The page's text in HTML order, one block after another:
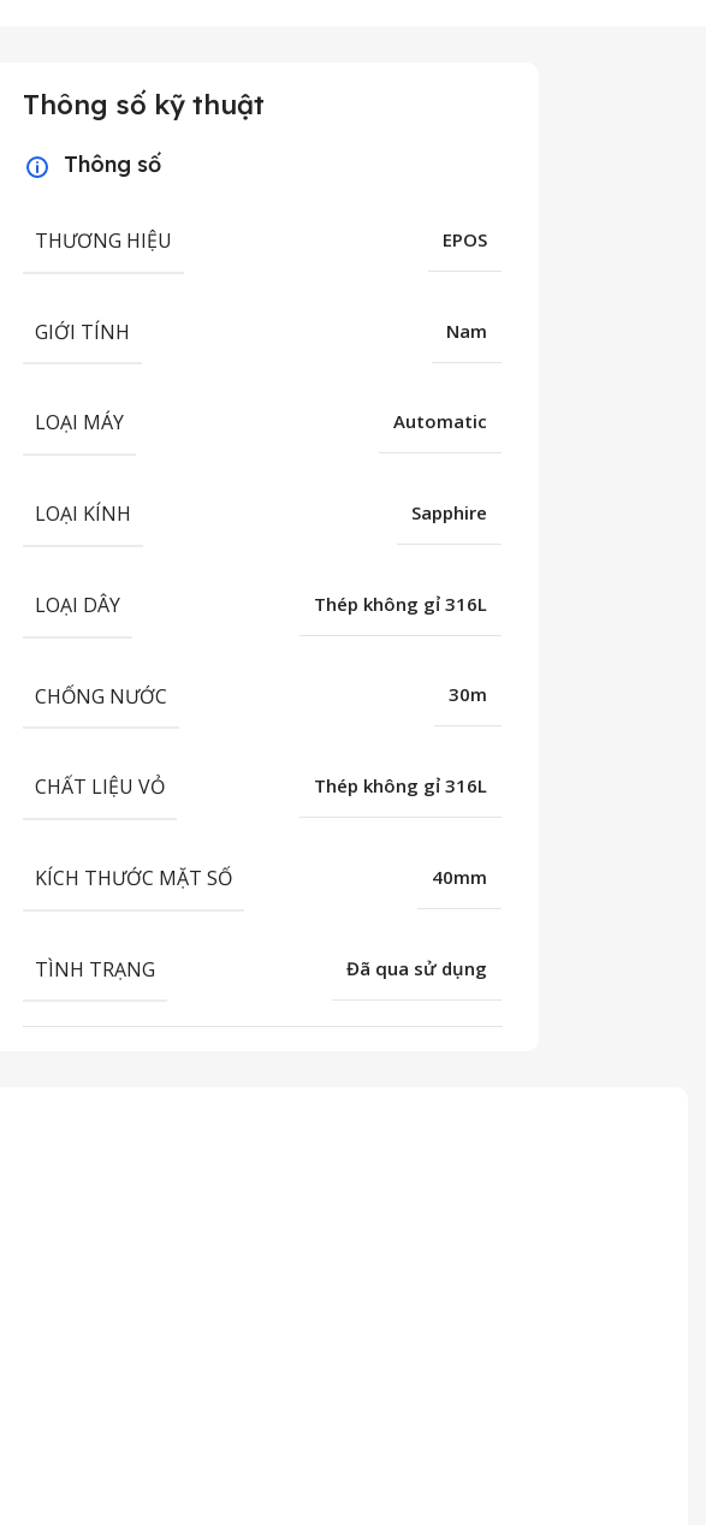
Thông số kỹ thuật
Thông số
THƯƠNG HIỆU EPOS
GIỚI TÍNH Nam
LOẠI MÁY Automatic
LOẠI KÍNH Sapphire
LOẠI DÂY Thép không gỉ 316L
CHỐNG NƯỚC 30m
CHẤT LIỆU VỎ Thép không gỉ 316L
KÍCH THƯỚC MẶT SỐ 40mm
TÌNH TRẠNG Đã qua sử dụng